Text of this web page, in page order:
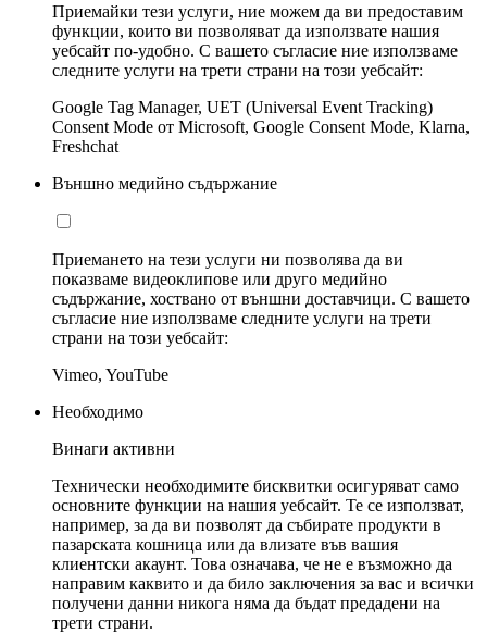
Приемайки тези услуги, ние можем да ви предоставим
функции, които ви позволяват да използвате нашия
уебсайт по-удобно. С вашето съгласие ние използваме
следните услуги на трети страни на този уебсайт:
Google Tag Manager, UET (Universal Event Tracking)
Consent Mode от Microsoft, Google Consent Mode, Klarna,
Freshchat
Външно медийно съдържание
Приемането на тези услуги ни позволява да ви
показваме видеоклипове или друго медийно
съдържание, хоствано от външни доставчици. С вашето
съгласие ние използваме следните услуги на трети
страни на този уебсайт:
Vimeo, YouTube
Необходимо
Винаги активни
Технически необходимите бисквитки осигуряват само
основните функции на нашия уебсайт. Те се използват,
например, за да ви позволят да събирате продукти в
пазарската кошница или да влизате във вашия
клиентски акаунт. Това означава, че не е възможно да
направим каквито и да било заключения за вас и всички
получени данни никога няма да бъдат предадени на
трети страни.